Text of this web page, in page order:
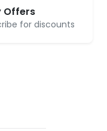
Offers
for discounts